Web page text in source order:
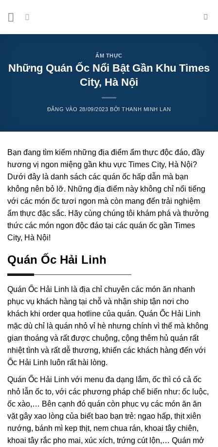
ẨM THỰC
Những Quán Ốc Nổi Bật Gần Khu Times
City, Hà Nội
ĐĂNG VÀO 28/09/2023 BỞITHANH MINH LAN
Bạn đang tìm kiếm những địa điểm ẩm thực độc đáo, đầy
hương vị ngon miệng gần khu vực Times City, Hà Nội?
Dưới đây là danh sách các quán ốc hấp dẫn mà bạn
không nên bỏ lỡ. Những địa điểm này không chỉ nổi tiếng
với các món ốc tươi ngon mà còn mang đến trải nghiệm
ẩm thực đặc sắc. Hãy cùng chúng tôi khám phá và thưởng
thức các món ngon độc đáo tại các quán ốc gần Times
City, Hà Nội!
Quán Ốc Hải Linh
Quán Ốc Hải Linh là địa chỉ chuyên các món ăn nhanh
phục vụ khách hàng tại chỗ và nhận ship tận nơi cho
khách khi order qua hotline của quán. Quán Ốc Hải Linh
mặc dù chỉ là quán nhỏ vỉ hè nhưng chính vì thế mà không
gian thoáng và rất được chuộng, cộng thêm hủ quán rất
nhiệt tình và rất dễ thương, khiến các khách hàng đến với
Ốc Hải Linh luôn rất hài lòng.
Quán Ốc Hải Linh với menu đa dạng lắm, ốc thì có cả ốc
nhỏ lẫn ốc to, với các phương pháp chế biến như: ốc luộc,
ốc xào,… Bên cạnh đó quán còn phục vụ các món ăn ăn
vặt gây xao lòng của biết bao bạn trẻ: ngao hấp, thịt xiên
nướng, bánh mì kep thịt, nem chua rán, khoai tây chiên,
khoai tây rắc pho mai, xúc xích, trứng cút lộn,… Quán mở